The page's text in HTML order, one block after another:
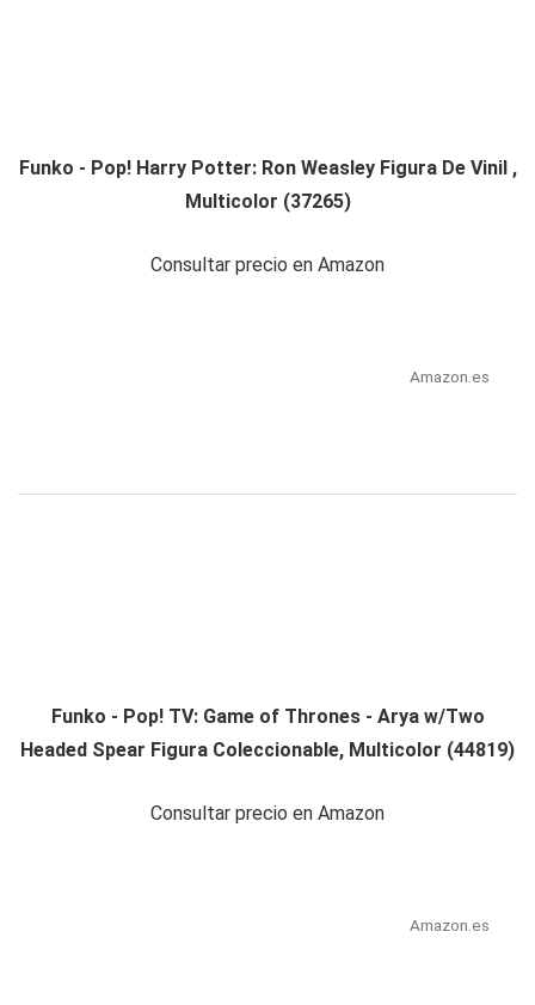
Funko - Pop! Harry Potter: Ron Weasley Figura De Vinil ,
Multicolor (37265)
Consultar precio en Amazon
Amazon.es
Funko - Pop! TV: Game of Thrones - Arya w/Two
Headed Spear Figura Coleccionable, Multicolor (44819)
Consultar precio en Amazon
Amazon.es